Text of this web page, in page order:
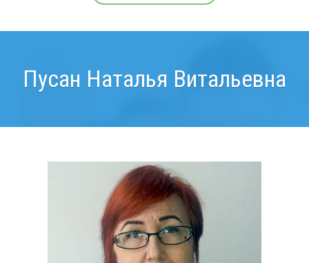
Пусан Наталья Витальевна